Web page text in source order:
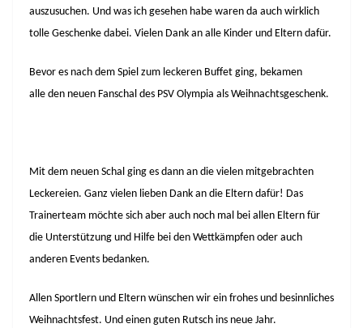
auszusuchen. Und was ich gesehen habe waren da auch wirklich
tolle Geschenke dabei. Vielen Dank an alle Kinder und Eltern dafür.
Bevor es nach dem Spiel zum leckeren Buffet ging, bekamen
alle den neuen Fanschal des PSV Olympia als Weihnachtsgeschenk.
Mit dem neuen Schal ging es dann an die vielen mitgebrachten
Leckereien. Ganz vielen lieben Dank an die Eltern dafür! Das
Trainerteam möchte sich aber auch noch mal bei allen Eltern für
die Unterstützung und Hilfe bei den Wettkämpfen oder auch
anderen Events bedanken.
Allen Sportlern und Eltern wünschen wir ein frohes und besinnliches
Weihnachtsfest. Und einen guten Rutsch ins neue Jahr.